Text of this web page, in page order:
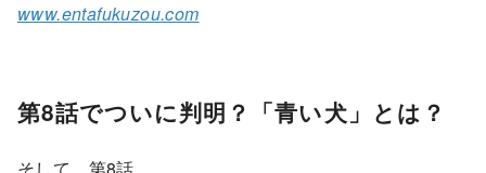
www.entafukuzou.com
第8話でついに判明？「青い犬」とは？
そして、第8話。